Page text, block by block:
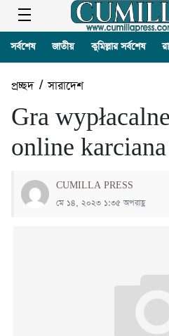
সর্বশেষ জাতীয় কুমিল্লার সর্বশেষ
প্রচ্ছদ/সারাদেশ
Gra
online
CUMILLA PRESS
মে ১৪, ২০২৩ ১:৩৫ অপরাহ্ণ